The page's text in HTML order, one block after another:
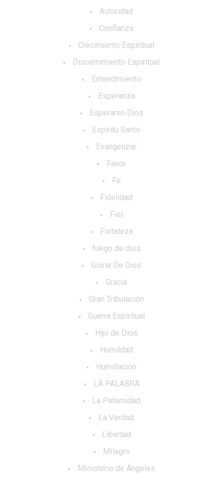
Autoridad
Confianza
Crecimiento Espiritual
Discernimiento Espiritual
Entendimiento
Esperanza
Esperaren Dios
Espíritu Santo
Evangelizar
Favor
Fe
Fidelidad
Fiel
Fortaleza
fuego de dios
Gloria De Dios
Gracia
Gran Tribulación
Guerra Espiritual
Hijo de Dios
Humildad
Humillación
LA PALABRA
La Paternidad
La Verdad
Libertad
MIlagro
MInisterio de Ángeles